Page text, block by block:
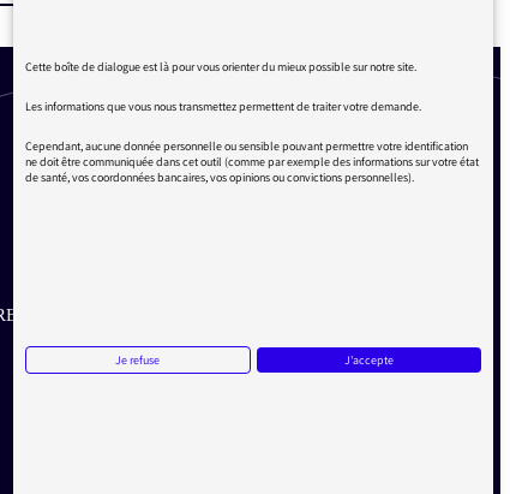
SUR LES RÉSEAUX
Aller sur la page Facebook de la Médiatrice
Aller sur la page Twitter de la Médiatrice
Aller sur la page Instagram de la Médiatrice
Cette boîte de dialogue est là pour vous orienter du mieux possible sur notre site.
Les informations que vous nous transmettez permettent de traiter votre demande.
Cependant, aucune donnée personnelle ou sensible pouvant permettre votre identification
ne doit être communiquée dans cet outil (comme par exemple des informations sur votre état
de santé, vos coordonnées bancaires, vos opinions ou convictions personnelles).
Je refuse J'accepte